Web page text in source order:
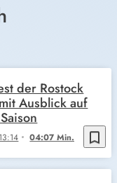
bookmark_border
04:07 Min.
der Rostock
Ausblick auf